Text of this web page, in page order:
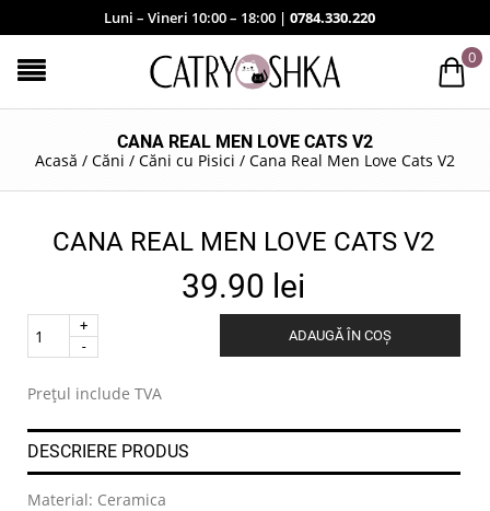
Luni – Vineri 10:00 – 18:00 | 0784.330.220
0
CANA REAL MEN LOVE CATS V2
Acasă / Căni / Căni cu Pisici / Cana Real Men Love Cats V2
CANA REAL MEN LOVE CATS V2
39.90 lei
Quantity
ADAUGĂ ÎN COȘ
Prețul include TVA
DESCRIERE PRODUS
Material: Ceramica